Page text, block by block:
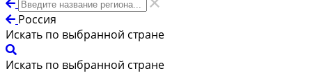
Россия
Искать по выбранной стране
Искать по выбранной стране